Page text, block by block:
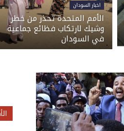
اخبار السودان
الأمم المتحدة تحذر من خطر
وشيك لارتكاب فظائع جماعية
في السودان